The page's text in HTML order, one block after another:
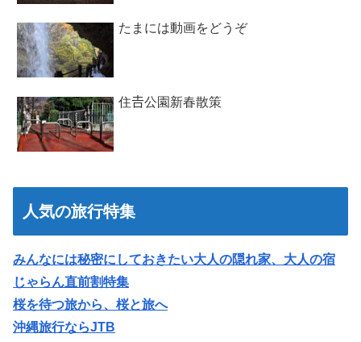
たまには動画をどうぞ
住𠮷公園新春散策
人気の旅行特集
みんなには秘密にしておきたい大人の隠れ家、大人の宿
じゃらん直前割特集
桜を待つ旅から、桜と旅へ
沖縄旅行ならJTB